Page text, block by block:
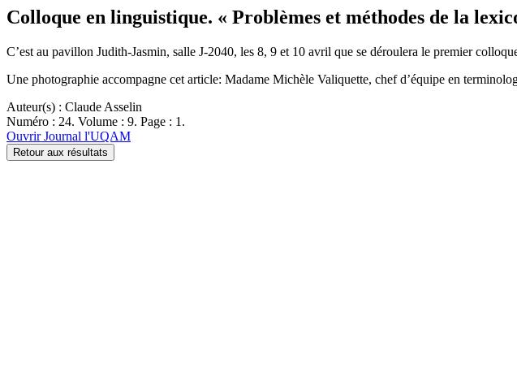
Colloque en linguistique. « Problèmes et méthodes de la
C’est au pavillon Judith-Jasmin, salle J-2040, les 8, 9 et 10 avril que se déroulera le premier
Une photographie accompagne cet article: Madame Michèle Valiquette, chef d’équipe en
Auteur(s) : Claude Asselin
Numéro : 24. Volume : 9. Page : 1.
Ouvrir Journal l'UQAM
Retour aux résultats